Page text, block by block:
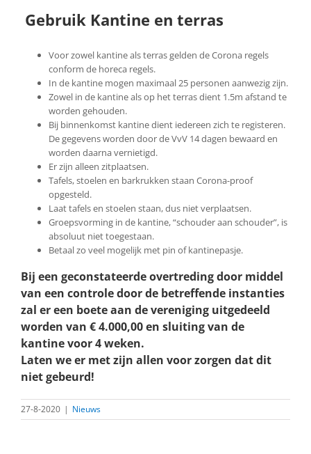
Gebruik Kantine en terras
Voor zowel kantine als terras gelden de Corona regels
conform de horeca regels.
In de kantine mogen maximaal 25 personen aanwezig zijn.
Zowel in de kantine als op het terras dient 1.5m afstand te
worden gehouden.
Bij binnenkomst kantine dient iedereen zich te registeren.
De gegevens worden door de VvV 14 dagen bewaard en
worden daarna vernietigd.
Er zijn alleen zitplaatsen.
Tafels, stoelen en barkrukken staan Corona-proof
opgesteld.
Laat tafels en stoelen staan, dus niet verplaatsen.
Groepsvorming in de kantine, “schouder aan schouder”, is
absoluut niet toegestaan.
Betaal zo veel mogelijk met pin of kantinepasje.
Bij een geconstateerde overtreding door middel
van een controle door de betreffende instanties
zal er een boete aan de vereniging uitgedeeld
worden van € 4.000,00 en sluiting van de
kantine voor 4 weken.
Laten we er met zijn allen voor zorgen dat dit
niet gebeurd!
27-8-2020 | Nieuws